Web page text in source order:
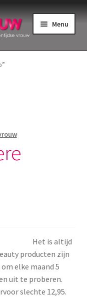
Menu
Het is altijd
producten zijn
elke maand 5
uit te proberen.
slechte 12,95.